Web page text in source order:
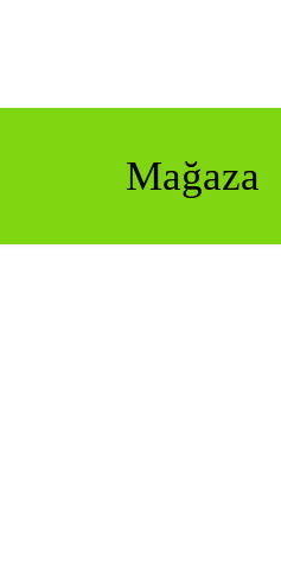
Mağaza